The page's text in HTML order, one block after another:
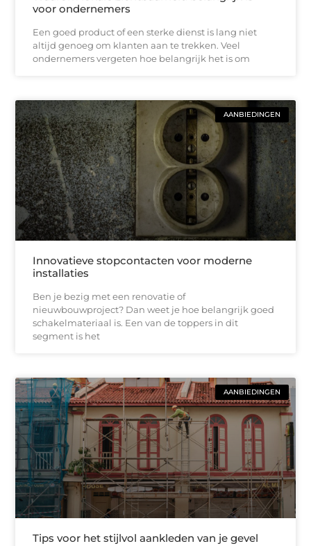
voor ondernemers
Een goed product of een sterke dienst is lang niet
altijd genoeg om klanten aan te trekken. Veel
ondernemers vergeten hoe belangrijk het is om
AANBIEDINGEN
Innovatieve stopcontacten voor moderne
installaties
Ben je bezig met een renovatie of
nieuwbouwproject? Dan weet je hoe belangrijk goed
schakelmateriaal is. Een van de toppers in dit
segment is het
AANBIEDINGEN
Tips voor het stijlvol aankleden van je gevel